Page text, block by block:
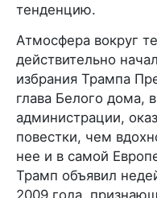
тенденцию.
Атмосфера вокруг
действительно
избрания Трампа
глава Белого дома,
администрации,
повестки, чем
нее и в самой
Трамп объявил
2009 года,